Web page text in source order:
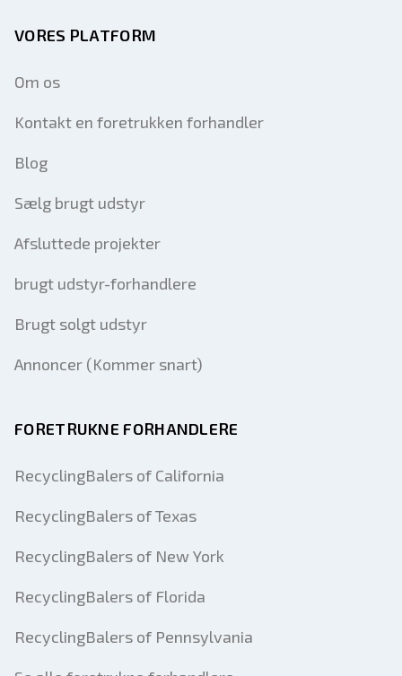
VORES PLATFORM
Om os
Kontakt en foretrukken forhandler
Blog
Sælg brugt udstyr
Afsluttede projekter
brugt udstyr-forhandlere
Brugt solgt udstyr
Annoncer (Kommer snart)
FORETRUKNE FORHANDLERE
RecyclingBalers of California
RecyclingBalers of Texas
RecyclingBalers of New York
RecyclingBalers of Florida
RecyclingBalers of Pennsylvania